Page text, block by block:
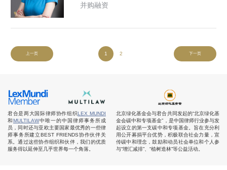
并购融资
上一页 1 2 下一页
君合是两大国际律师协作组织LEX MUNDI
和MULTILAW中唯一的中国律师事务所成
员，同时还与亚欧主要国家最优秀的一些律
师事务所建立BEST FRIENDS协作伙伴关
系。通过这些协作组织和伙伴，我们的优质
服务得以延伸至几乎世界每一个角落。
北京绿化基金会与君合共同发起的“北京绿化基
金会碳中和专项基金”，是中国律师行业参与发
起设立的第一支碳中和专项基金。旨在充分利
用公开募捐平台优势，积极联合社会力量，宣
传碳中和理念，鼓励和动员社会单位和个人参
与“增汇减排”、“植树造林”等公益活动。